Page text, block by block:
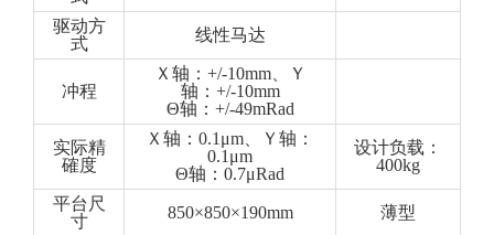
驱动方
式
线性马达
冲程
Ｘ轴：+/-10mm、Ｙ
轴：+/-10mm
Θ轴：+/-49mRad
实际精
確度
Ｘ轴：0.1μm、Ｙ轴：
0.1μm
Θ轴：0.7μRad
设计负载：
400kg
平台尺
寸
850×850×190mm 薄型